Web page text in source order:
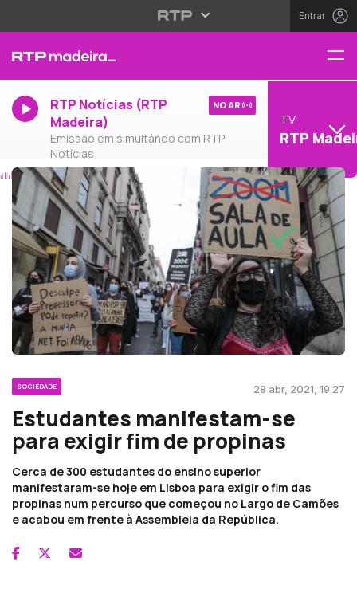
Entrar
RTP Notícias (RTP
Madeira)
Emissão em simultâneo com RTP
Notícias
NO AR
TV
RTP
SOCIEDADE 28 abr, 2021, 19:27
Estudantes manifestam-se
para exigir fim de propinas
Cerca de 300 estudantes do ensino superior
manifestaram-se hoje em Lisboa para exigir o fim das
propinas num percurso que começou no Largo de Camões
e acabou em frente à Assembleia da República.